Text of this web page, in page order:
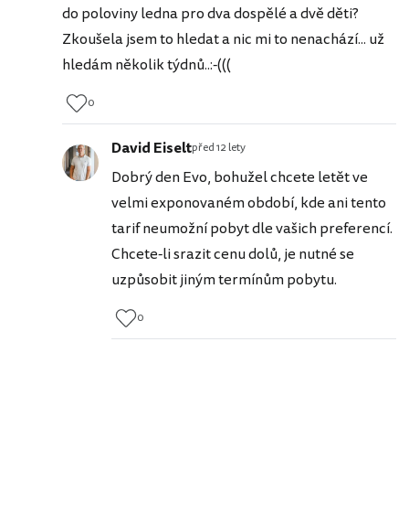
do poloviny ledna pro dva dospělé a dvě děti?
Zkoušela jsem to hledat a nic mi to nenachází... už
hledám několik týdnů..:-(((
0
David Eiseltpřed 12 lety
Dobrý den Evo, bohužel chcete letět ve
velmi exponovaném období, kde ani tento
tarif neumožní pobyt dle vašich preferencí.
Chcete-li srazit cenu dolů, je nutné se
uzpůsobit jiným termínům pobytu.
0